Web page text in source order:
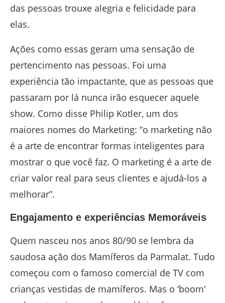
das pessoas trouxe alegria e felicidade para
elas.
Ações como essas geram uma sensação de
pertencimento nas pessoas. Foi uma
experiência tão impactante, que as pessoas que
passaram por lá nunca irão esquecer aquele
show. Como disse Philip Kotler, um dos
maiores nomes do Marketing: “o marketing não
é a arte de encontrar formas inteligentes para
mostrar o que você faz. O marketing é a arte de
criar valor real para seus clientes e ajudá-los a
melhorar”.
Engajamento e experiências Memoráveis
Quem nasceu nos anos 80/90 se lembra da
saudosa ação dos Mamíferos da Parmalat. Tudo
começou com o famoso comercial de TV com
crianças vestidas de mamíferos. Mas o ‘boom’